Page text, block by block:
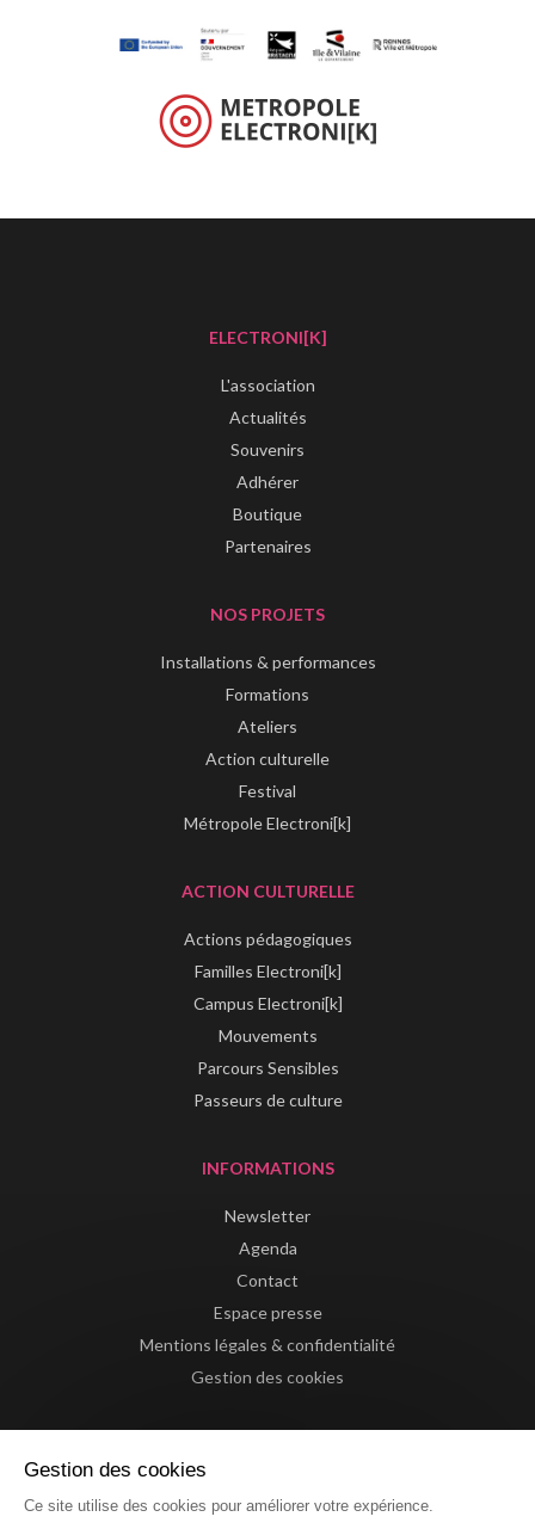
ELECTRONI[K]
L'association
Actualités
Souvenirs
Adhérer
Boutique
Partenaires
NOS PROJETS
Installations & performances
Formations
Ateliers
Action culturelle
Festival
Métropole Electroni[k]
ACTION CULTURELLE
Actions pédagogiques
Familles Electroni[k]
Campus Electroni[k]
Mouvements
Parcours Sensibles
Passeurs de culture
INFORMATIONS
Newsletter
Agenda
Contact
Espace presse
Mentions légales & confidentialité
Gestion des cookies
Gestion des cookies
Ce site utilise des cookies pour améliorer votre expérience.